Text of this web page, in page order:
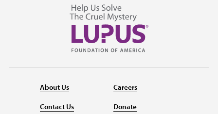
About Us
Contact Us
Careers
Donate